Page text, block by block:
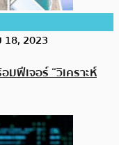
2023
ฟีเจอร์ “วิเคราะห์